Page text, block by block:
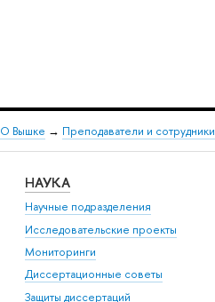
О Вышке → Преподаватели и сотрудники
НАУКА
Научные подразделения
Исследовательские проекты
Мониторинги
Диссертационные советы
Защиты диссертаций